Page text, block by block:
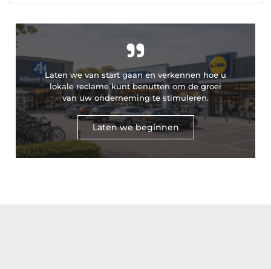
"
Laten we van start gaan en verkennen hoe u
lokale reclame kunt benutten om de groei
van uw onderneming te stimuleren.
Laten we beginnen